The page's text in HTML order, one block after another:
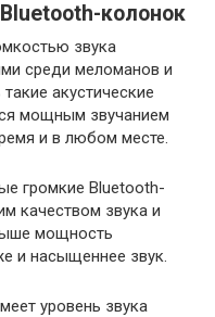
колонок
звука
среди меломанов и
акустические
мощным звучанием
и в любом месте.
громкие Bluetooth-
качеством звука и
мощность
и насыщеннее звук.
уровень звука